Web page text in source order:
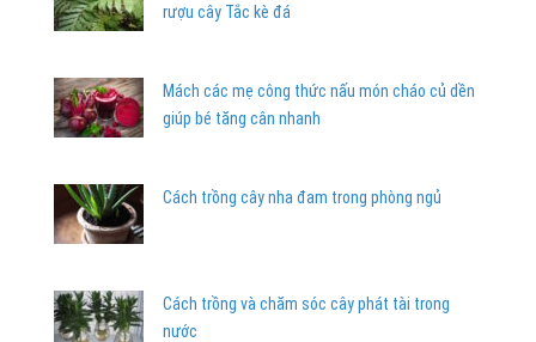
rượu cây Tắc kè đá
Mách các mẹ công thức nấu món cháo củ dền
giúp bé tăng cân nhanh
Cách trồng cây nha đam trong phòng ngủ
Cách trồng và chăm sóc cây phát tài trong
nước